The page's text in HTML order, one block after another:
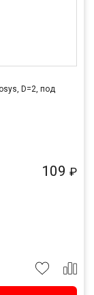
D=2, под
109 ₽